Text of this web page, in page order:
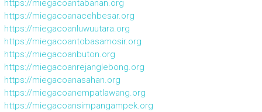
https://miegacoantabanan.org
https://miegacoanacehbesar.org
https://miegacoanluwuutara.org
https://miegacoantobasamosir.org
https://miegacoanbuton.org
https://miegacoanrejanglebong.org
https://miegacoanasahan.org
https://miegacoanempatlawang.org
https://miegacoansimpangampek.org